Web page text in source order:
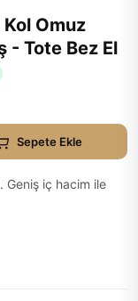
Omuz
- Tote Bez El
Sepete Ekle
Geniş iç hacim ile